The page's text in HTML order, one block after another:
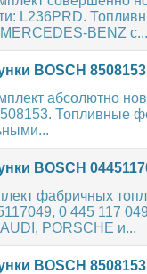
L236PRD.
BENZ с...
BOSCH 8508153
абсолютно
Топливные
BOSCH
фабричных
0 445 117
PORSCHE и...
BOSCH